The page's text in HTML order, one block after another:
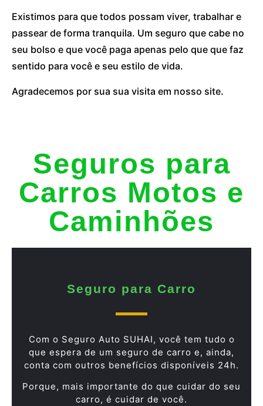
Existimos para que todos possam viver, trabalhar e
passear de forma tranquila. Um seguro que cabe no
seu bolso e que você paga apenas pelo que que faz
sentido para você e seu estilo de vida.
Agradecemos por sua sua visita em nosso site.
Seguros para
Carros Motos e
Caminhões
Seguro para Carro
Com o Seguro Auto SUHAI, você tem tudo o
que espera de um seguro de carro e, ainda,
conta com outros benefícios disponíveis 24h.
Porque, mais importante do que cuidar do seu
carro, é cuidar de você.